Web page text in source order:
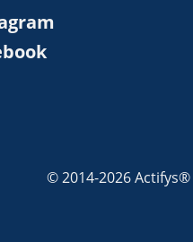
© 2014-2026 Actifys®